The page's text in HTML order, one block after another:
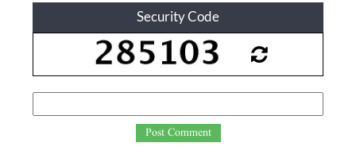
Security Code
Post Comment